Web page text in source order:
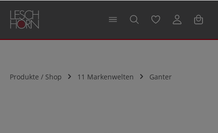
springen
Produkte / Shop 11 Markenwelten Ganter